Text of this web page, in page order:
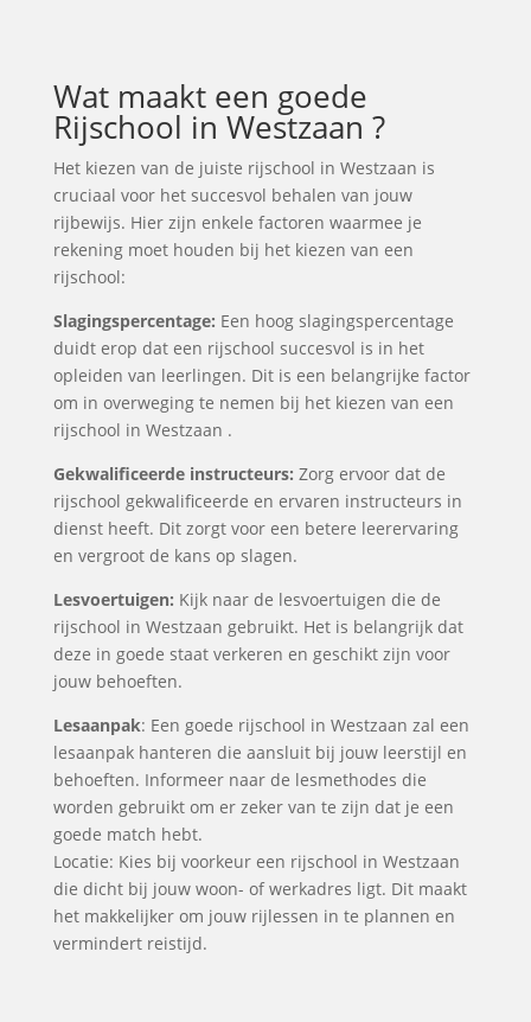
Wat maakt een goede
Rijschool in Westzaan ?
Het kiezen van de juiste rijschool in Westzaan is
cruciaal voor het succesvol behalen van jouw
rijbewijs. Hier zijn enkele factoren waarmee je
rekening moet houden bij het kiezen van een
rijschool:
Slagingspercentage: Een hoog slagingspercentage
duidt erop dat een rijschool succesvol is in het
opleiden van leerlingen. Dit is een belangrijke factor
om in overweging te nemen bij het kiezen van een
rijschool in Westzaan .
Gekwalificeerde instructeurs: Zorg ervoor dat de
rijschool gekwalificeerde en ervaren instructeurs in
dienst heeft. Dit zorgt voor een betere leerervaring
en vergroot de kans op slagen.
Lesvoertuigen: Kijk naar de lesvoertuigen die de
rijschool in Westzaan gebruikt. Het is belangrijk dat
deze in goede staat verkeren en geschikt zijn voor
jouw behoeften.
Lesaanpak: Een goede rijschool in Westzaan zal een
lesaanpak hanteren die aansluit bij jouw leerstijl en
behoeften. Informeer naar de lesmethodes die
worden gebruikt om er zeker van te zijn dat je een
goede match hebt.
Locatie: Kies bij voorkeur een rijschool in Westzaan
die dicht bij jouw woon- of werkadres ligt. Dit maakt
het makkelijker om jouw rijlessen in te plannen en
vermindert reistijd.